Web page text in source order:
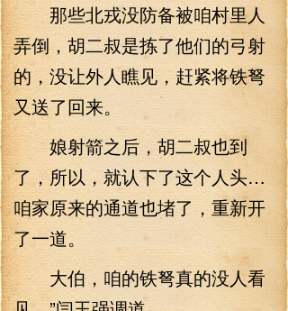
那些北戎没防备被咱村里人
弄倒，胡二叔是拣了他们的弓射
的，没让外人瞧见，赶紧将铁弩
又送了回来。
娘射箭之后，胡二叔也到
了，所以，就认下了这个人头…
咱家原来的通道也堵了，重新开
了一道。
大伯，咱的铁弩真的没人看